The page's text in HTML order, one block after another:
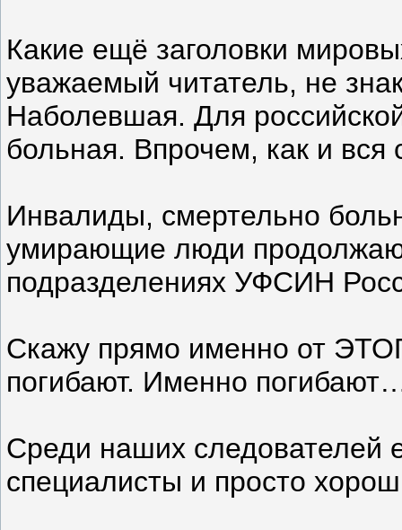
Какие ещё заголовки
уважаемый читатель, не
Наболевшая. Для
больная. Впрочем, как и
Инвалиды, смертельно
умирающие люди
подразделениях УФСИН
Скажу прямо именно от
погибают. Именно
Среди наших следователей
специалисты и просто